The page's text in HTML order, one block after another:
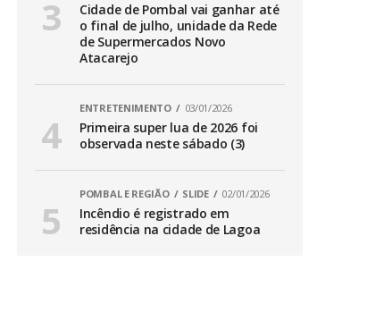
Cidade de Pombal vai ganhar até
o final de julho, unidade da Rede
de Supermercados Novo
Atacarejo
ENTRETENIMENTO 03/01/2026
Primeira super lua de 2026 foi
observada neste sábado (3)
POMBAL E REGIÃO SLIDE 02/01/2026
Incêndio é registrado em
residência na cidade de Lagoa